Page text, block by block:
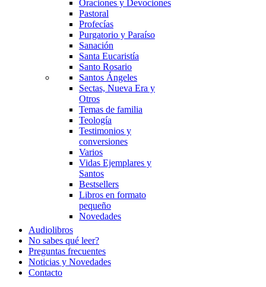
Oraciones y Devociones
Pastoral
Profecías
Purgatorio y Paraíso
Sanación
Santa Eucaristía
Santo Rosario
Santos Ángeles
Sectas, Nueva Era y
Otros
Temas de familia
Teología
Testimonios y
conversiones
Varios
Vidas Ejemplares y
Santos
Bestsellers
Libros en formato
pequeño
Novedades
Audiolibros
No sabes qué leer?
Preguntas frecuentes
Noticias y Novedades
Contacto